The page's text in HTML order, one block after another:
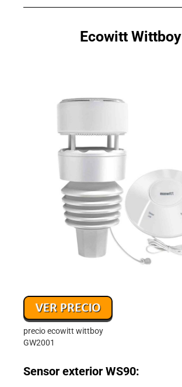
Ecowitt Wittboy
precio ecowitt wittboy
GW2001
Sensor exterior WS90: